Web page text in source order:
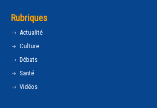
Rubriques
Actualité
Culture
Débats
Santé
Vidéos